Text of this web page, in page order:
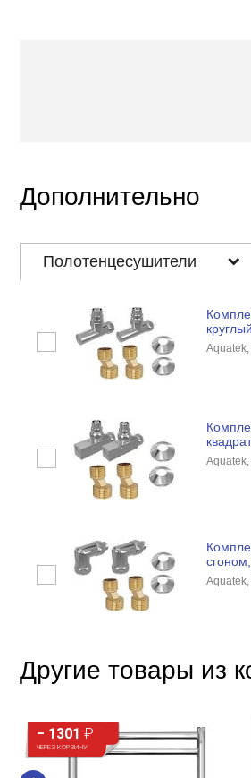
Дополнительно
Полотенцесушители
Aquatek,
Aquatek,
Aquatek,
Другие товары из
− 1301 ₽
ЧЕРЕЗ КОРЗИНУ